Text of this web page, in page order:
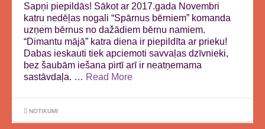
Sapņi piepildās! Sākot ar 2017.gada Novembri
katru nedēļas nogali “Spārnus bērniem” komanda
uzņem bērnus no dažādiem bērnu namiem.
“Dimantu mājā” katra diena ir piepildīta ar prieku!
Dabas ieskauti tiek apciemoti savvaļas dzīvnieki,
bez šaubām iešana pirtī arī ir neatņemama
sastāvdaļa. … Read More
NOTIKUMI